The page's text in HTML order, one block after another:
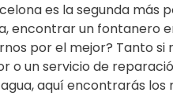
es la segunda más
encontrar un fontanero
por el mejor? Tanto
o un servicio de
aquí encontrarás los